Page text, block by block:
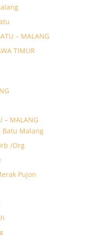
– MALANG
TIMUR
– MALANG
Malang
/Org
Pujon